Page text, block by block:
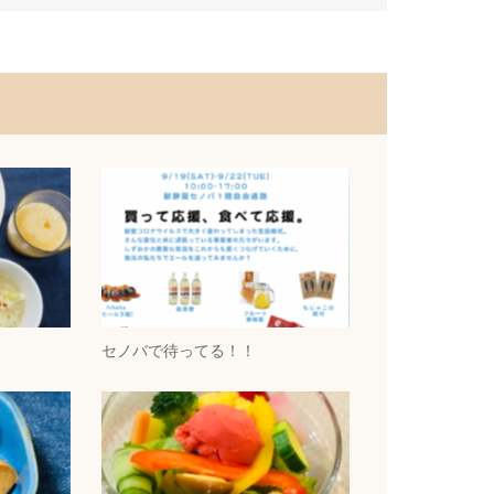
セノバで待ってる！！